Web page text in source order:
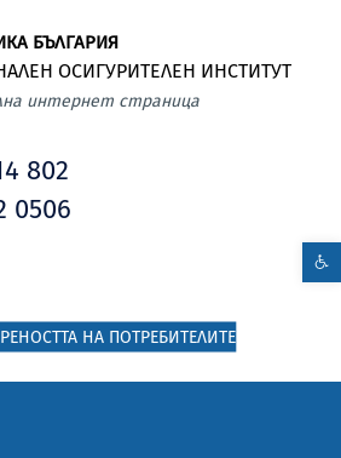
БЪЛГАРИЯ
ОСИГУРИТЕЛЕН ИНСТИТУТ
интернет страница
802
0506
НА ПОТРЕБИТЕЛИТЕ